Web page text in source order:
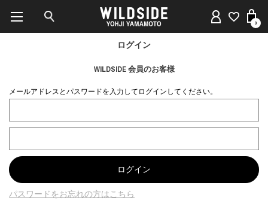
0
ログイン
WILDSIDE 会員のお客様
メールアドレスとパスワードを入力してログインしてください。
パスワードをお忘れの方はこちら